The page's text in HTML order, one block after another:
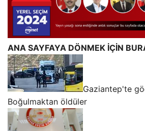
ANA SAYFAYA DÖNMEK İÇİN
Gaziantep'te
Boğulmaktan öldüler